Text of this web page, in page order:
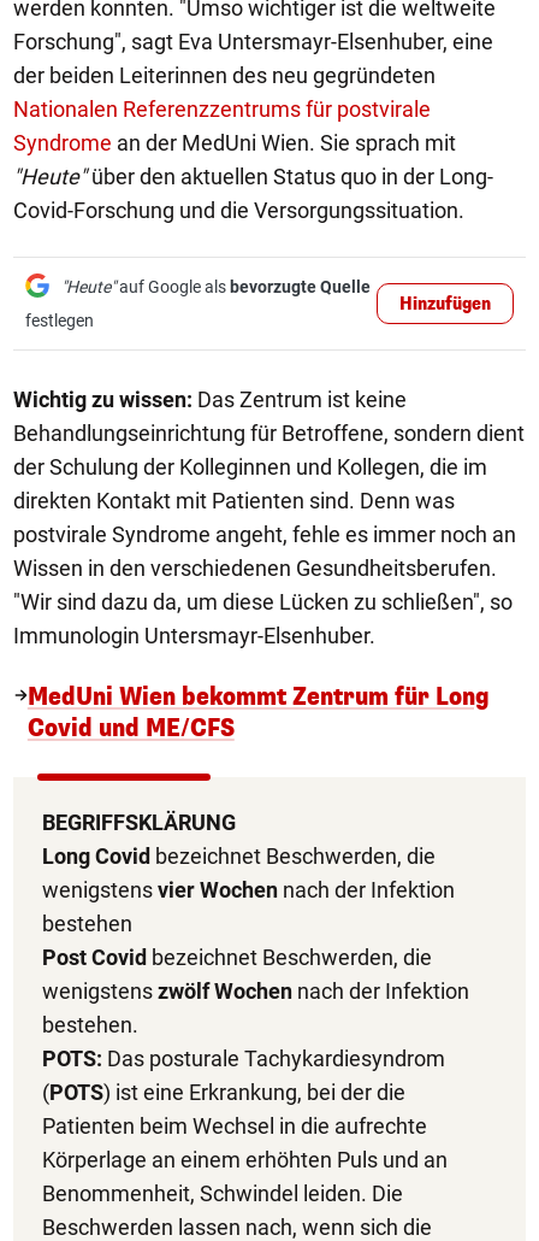
werden konnten. "Umso wichtiger ist die weltweite
Forschung", sagt Eva Untersmayr-Elsenhuber, eine
der beiden Leiterinnen des neu gegründeten
Nationalen Referenzzentrums für postvirale
Syndrome an der MedUni Wien. Sie sprach mit
"Heute"über den aktuellen Status quo in der Long-
Covid-Forschung und die Versorgungssituation.
"Heute"auf Google als bevorzugte Quelle
festlegen
Hinzufügen
Wichtig zu wissen: Das Zentrum ist keine
Behandlungseinrichtung für Betroffene, sondern dient
der Schulung der Kolleginnen und Kollegen, die im
direkten Kontakt mit Patienten sind. Denn was
postvirale Syndrome angeht, fehle es immer noch an
Wissen in den verschiedenen Gesundheitsberufen.
"Wir sind dazu da, um diese Lücken zu schließen", so
Immunologin Untersmayr-Elsenhuber.
MedUni Wien bekommt Zentrum für Long
Covid und ME/CFS
BEGRIFFSKLÄRUNG
Long Covid bezeichnet Beschwerden, die
wenigstensvier Wochen nach der Infektion
bestehen
Post Covid bezeichnet Beschwerden, die
wenigstenszwölf Wochen nach der Infektion
bestehen.
POTS: Das posturale Tachykardiesyndrom
(POTS) ist eine Erkrankung, bei der die
Patienten beim Wechsel in die aufrechte
Körperlage an einem erhöhten Puls und an
Benommenheit, Schwindel leiden. Die
Beschwerden lassen nach, wenn sich die